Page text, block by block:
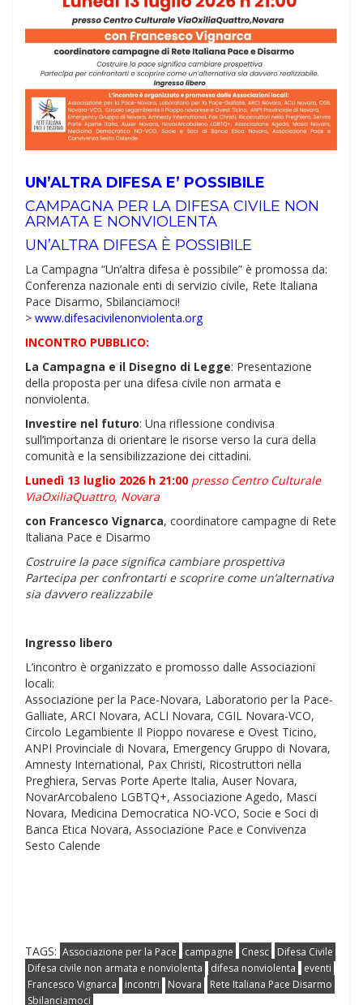
UN’ALTRA DIFESA E’ POSSIBILE
CAMPAGNA PER LA DIFESA CIVILE NON
ARMATA E NONVIOLENTA
UN’ALTRA DIFESA È POSSIBILE
La Campagna “Un’altra difesa è possibile” è promossa da:
Conferenza nazionale enti di servizio civile, Rete Italiana
Pace Disarmo, Sbilanciamoci!
> www.difesacivilenonviolenta.org
INCONTRO PUBBLICO:
La Campagna e il Disegno di Legge: Presentazione
della proposta per una difesa civile non armata e
nonviolenta.
Investire nel futuro: Una riflessione condivisa
sull’importanza di orientare le risorse verso la cura della
comunità e la sensibilizzazione dei cittadini.
Lunedì 13 luglio 2026 h 21:00 presso Centro Culturale
ViaOxiliaQuattro, Novara
con Francesco Vignarca, coordinatore campagne di Rete
Italiana Pace e Disarmo
Costruire la pace significa cambiare prospettiva
Partecipa per confrontarti e scoprire come un’alternativa
sia davvero realizzabile
Ingresso libero
L’incontro è organizzato e promosso dalle Associazioni
locali:
Associazione per la Pace-Novara, Laboratorio per la Pace-
Galliate, ARCI Novara, ACLI Novara, CGIL Novara-VCO,
Circolo Legambiente Il Pioppo novarese e Ovest Ticino,
ANPI Provinciale di Novara, Emergency Gruppo di Novara,
Amnesty International, Pax Christi, Ricostruttori nella
Preghiera, Servas Porte Aperte Italia, Auser Novara,
NovarArcobaleno LGBTQ+, Associazione Agedo, Masci
Novara, Medicina Democratica NO-VCO, Socie e Soci di
Banca Etica Novara, Associazione Pace e Convivenza
Sesto Calende
TAGS: Associazione per la Pace campagne Cnesc
Difesa Civile
Difesa civile non armata e nonviolenta
difesa nonviolenta
eventi
Francesco Vignarca
incontri Novara
Rete Italiana Pace Disarmo
Sbilanciamoci